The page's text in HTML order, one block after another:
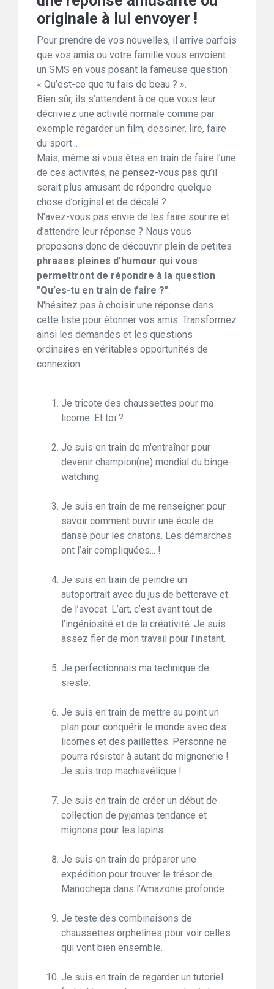
originale à lui envoyer !
Pour prendre de vos nouvelles, il arrive parfois
que vos amis ou votre famille vous envoient
un SMS en vous posant la fameuse question :
« Qu’est-ce que tu fais de beau ? ».
Bien sûr, ils s’attendent à ce que vous leur
décriviez une activité normale comme par
exemple regarder un film, dessiner, lire, faire
du sport...
Mais, même si vous êtes en train de faire l’une
de ces activités, ne pensez-vous pas qu’il
serait plus amusant de répondre quelque
chose d’original et de décalé ?
N’avez-vous pas envie de les faire sourire et
d’attendre leur réponse ? Nous vous
proposons donc de découvrir plein de petites
phrases pleines d’humour qui vous
permettront de répondre à la question
"Qu’es-tu en train de faire ?".
N'hésitez pas à choisir une réponse dans
cette liste pour étonner vos amis. Transformez
ainsi les demandes et les questions
ordinaires en véritables opportunités de
connexion.
Je tricote des chaussettes pour ma
licorne. Et toi ?
Je suis en train de m'entraîner pour
devenir champion(ne) mondial du binge-
watching.
Je suis en train de me renseigner pour
savoir comment ouvrir une école de
danse pour les chatons. Les démarches
ont l’air compliquées... !
Je suis en train de peindre un
autoportrait avec du jus de betterave et
de l’avocat. L’art, c’est avant tout de
l’ingéniosité et de la créativité. Je suis
assez fier de mon travail pour l’instant.
Je perfectionnais ma technique de
sieste.
Je suis en train de mettre au point un
plan pour conquérir le monde avec des
licornes et des paillettes. Personne ne
pourra résister à autant de mignonerie !
Je suis trop machiavélique !
Je suis en train de créer un début de
collection de pyjamas tendance et
mignons pour les lapins.
Je suis en train de préparer une
expédition pour trouver le trésor de
Manochepa dans l’Amazonie profonde.
Je teste des combinaisons de
chaussettes orphelines pour voir celles
qui vont bien ensemble.
Je suis en train de regarder un tutoriel